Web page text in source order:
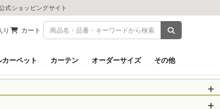
式ショッピングサイト
り カート 商品を検索
カーペット カーテン オーダーサイズ その他
された皆さま